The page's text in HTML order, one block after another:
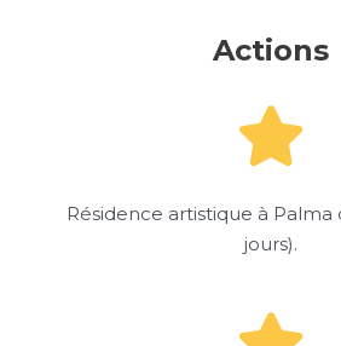
Actions
Résidence artistique à Palma
jours).